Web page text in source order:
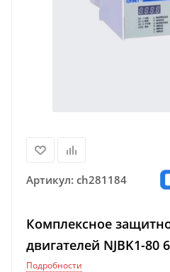
Артикул: ch281184
Комплексное
двигателей NJBK1-80
Подробности